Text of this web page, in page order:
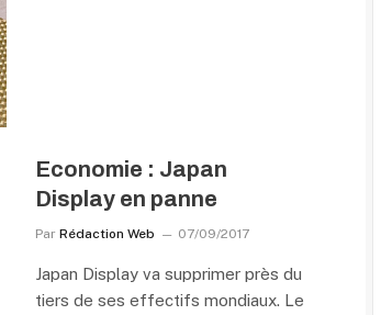
Economie : Japan
Display en panne
Par Rédaction Web 07/09/2017
Japan Display va supprimer près du
tiers de ses effectifs mondiaux. Le